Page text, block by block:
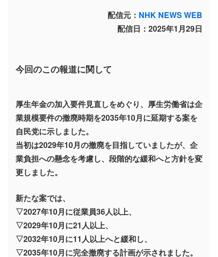
配信元： NHK NEWS WEB
配信日：2025年1月29日
今回のこの報道に関して
厚生年金の加入要件見直しをめぐり、厚生労働省は企
業規模要件の撤廃時期を2035年10月に延期する案を
自民党に示しました。
当初は2029年10月の撤廃を目指していましたが、企
業負担への懸念を考慮し、段階的な緩和へと方針を変
更しました。
新たな案では、
▽2027年10月に従業員36人以上、
▽2029年10月に21人以上、
▽2032年10月に11人以上へと緩和し、
▽2035年10月に完全撤廃する計画が示されました。